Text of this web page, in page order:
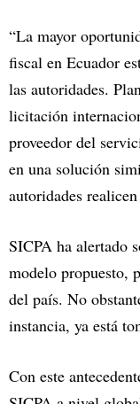
“La mayor
fiscal en Ecuador
las autoridades.
licitación
proveedor del
en una solución
autoridades
SICPA ha alertado
modelo propuesto,
del país. No
instancia, ya está
Con este